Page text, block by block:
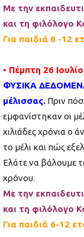
Με την
και τη φιλόλογο
Για παιδιά 6 -12
• Πέμπτη 26
ΦΥΣΙΚΑ
μέλισσας. Πριν
εμφανίστηκαν οι
χιλιάδες χρόνια ο
το μέλι και πώς
Ελάτε να βάλουμε
χρόνου.
Με την
και τη φιλόλογο
Για παιδιά 6-12